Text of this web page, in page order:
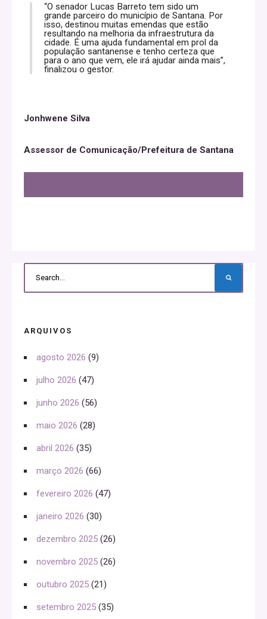
“O senador Lucas Barreto tem sido um
grande parceiro do município de Santana. Por
isso, destinou muitas emendas que estão
resultando na melhoria da infraestrutura da
cidade. É uma ajuda fundamental em prol da
população santanense e tenho certeza que
para o ano que vem, ele irá ajudar ainda mais”,
finalizou o gestor.
Jonhwene Silva
Assessor de Comunicação/Prefeitura de Santana
ARQUIVOS
agosto 2026 (9)
julho 2026 (47)
junho 2026 (56)
maio 2026 (28)
abril 2026 (35)
março 2026 (66)
fevereiro 2026 (47)
janeiro 2026 (30)
dezembro 2025 (26)
novembro 2025 (26)
outubro 2025 (21)
setembro 2025 (35)